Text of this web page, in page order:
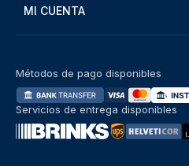
MI CUENTA
Métodos de pago disponibles
Servicios de entrega disponibles